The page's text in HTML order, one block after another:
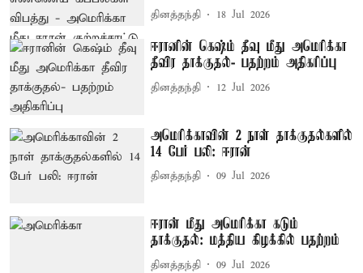
தினத்தந்தி 18 Jul 2026
ஈரானின் கெஷ்ம் தீவு மீது அமெரிக்கா
தீவிர தாக்குதல்- பதற்றம் அதிகரிப்பு
தினத்தந்தி 12 Jul 2026
அமெரிக்காவின் 2 நாள் தாக்குதல்களில்
14 பேர் பலி: ஈரான்
தினத்தந்தி 09 Jul 2026
ஈரான் மீது அமெரிக்கா கடும்
தாக்குதல்: மத்திய கிழக்கில் பதற்றம்
தினத்தந்தி 09 Jul 2026